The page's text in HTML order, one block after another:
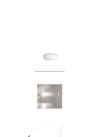
Propiedades